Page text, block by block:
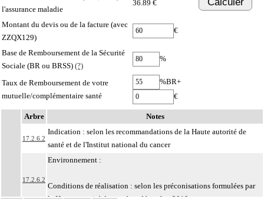
l'assurance maladie
36.89 €
Montant du devis ou de la facture (avec
ZZQX129)
€
Base de Remboursement de la Sécurité
Sociale (BR ou BRSS) (?)
%
Taux de Remboursement de votre
mutuelle/complémentaire santé
%BR+
€
Arbre Notes
17.2.6.2
Indication : selon les recommandations de la Haute autorité de
santé et de l'Institut national du cancer
17.2.6.2
Environnement :
Conditions de réalisation : selon les préconisations formulées par